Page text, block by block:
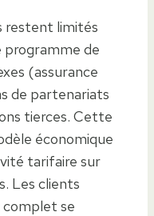
restent limités
programme de
(assurance
de partenariats
tierces. Cette
économique
tarifaire sur
Les clients
se